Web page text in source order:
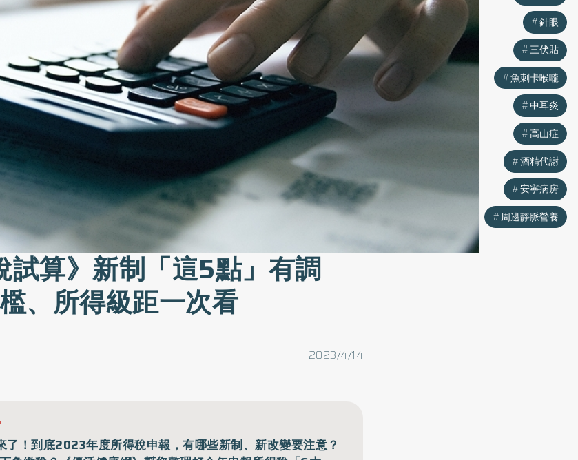
算》新制「這5點」有調
、所得級距一次看
2023/4/14
了！到底2023年度所得稅申報，有哪些新制、新改變要注意？
針眼
三伏貼
魚刺卡喉嚨
中耳炎
高山症
酒精代謝
安寧病房
周邊靜脈營養